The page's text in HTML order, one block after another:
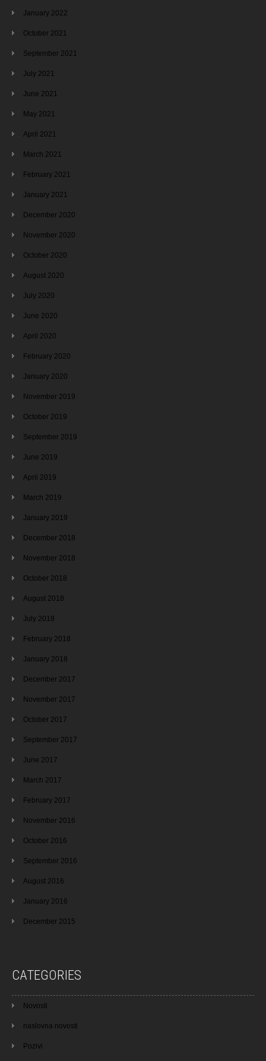
January 2022
October 2021
September 2021
July 2021
June 2021
May 2021
April 2021
March 2021
February 2021
January 2021
December 2020
November 2020
October 2020
August 2020
July 2020
June 2020
April 2020
February 2020
January 2020
November 2019
October 2019
September 2019
June 2019
April 2019
March 2019
January 2019
December 2018
November 2018
October 2018
August 2018
July 2018
February 2018
January 2018
December 2017
November 2017
October 2017
September 2017
June 2017
March 2017
February 2017
November 2016
October 2016
September 2016
August 2016
January 2016
December 2015
CATEGORIES
Novosti
naslovna novosti
Pozivi